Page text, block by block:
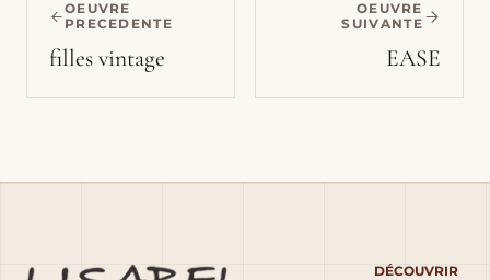
OEUVRE
PRECEDENTE
filles vintage
OEUVRE
SUIVANTE
EASE
DÉCOUVRIR